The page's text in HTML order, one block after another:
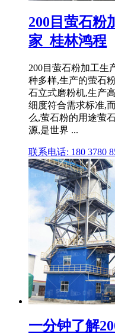
200目萤石粉
家_桂林鸿程
200目萤石粉加工生
种多样,生产的萤石
石立式磨粉机,生产
细度符合需求标准,
么,萤石粉的用途萤
源,是世界 ...
联系电话: 180 3780
一分钟了解